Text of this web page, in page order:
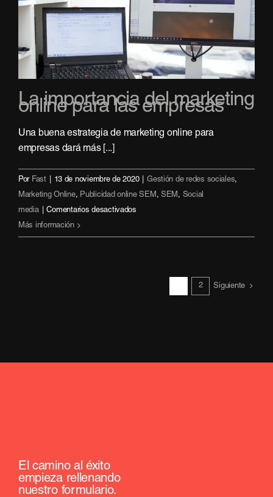
el
Inbound
Marketing
La importancia del marketing
online para las empresas
Una buena estrategia de marketing online para
empresas dará más [...]
Por Fast 13 de noviembre de 2020 Gestión de redes sociales,
Marketing Online, Publicidad online SEM , SEM , Social
media Comentarios desactivadosen
Más información
2 Siguiente
El camino al éxito
empieza rellenando
nuestro formulario.